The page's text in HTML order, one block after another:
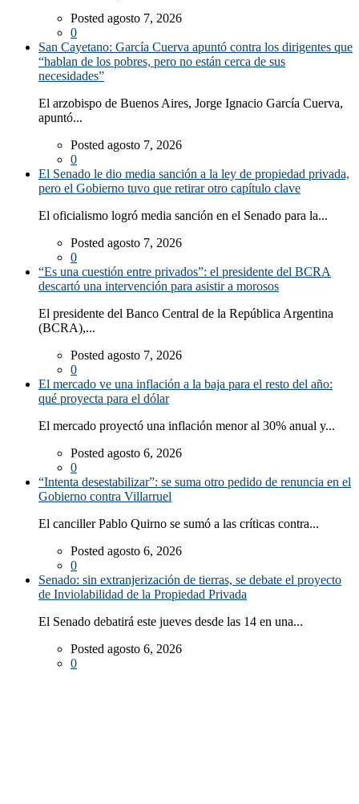
Posted agosto 7, 2026
0
San Cayetano: García Cuerva apuntó contra los dirigentes que
“hablan de los pobres, pero no están cerca de sus
necesidades”
El arzobispo de Buenos Aires, Jorge Ignacio García Cuerva,
apuntó...
Posted agosto 7, 2026
0
El Senado le dio media sanción a la ley de propiedad privada,
pero el Gobierno tuvo que retirar otro capítulo clave
El oficialismo logró media sanción en el Senado para la...
Posted agosto 7, 2026
0
“Es una cuestión entre privados”: el presidente del BCRA
descartó una intervención para asistir a morosos
El presidente del Banco Central de la República Argentina
(BCRA),...
Posted agosto 7, 2026
0
El mercado ve una inflación a la baja para el resto del año:
qué proyecta para el dólar
El mercado proyectó una inflación menor al 30% anual y...
Posted agosto 6, 2026
0
“Intenta desestabilizar”: se suma otro pedido de renuncia en el
Gobierno contra Villarruel
El canciller Pablo Quirno se sumó a las críticas contra...
Posted agosto 6, 2026
0
Senado: sin extranjerización de tierras, se debate el proyecto
de Inviolabilidad de la Propiedad Privada
El Senado debatirá este jueves desde las 14 en una...
Posted agosto 6, 2026
0